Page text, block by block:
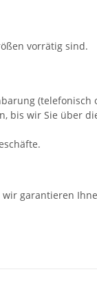
vorrätig sind.
(telefonisch
bis wir Sie über
garantieren